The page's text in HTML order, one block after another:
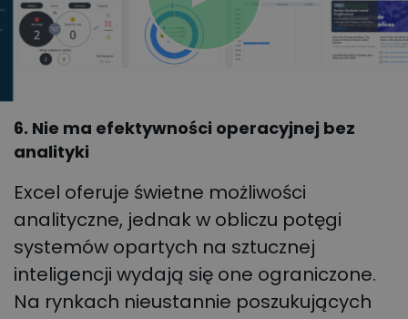
6. Nie ma efektywności operacyjnej bez
analityki
Excel oferuje świetne możliwości
analityczne, jednak w obliczu potęgi
systemów opartych na sztucznej
inteligencji wydają się one ograniczone.
Na rynkach nieustannie poszukujących